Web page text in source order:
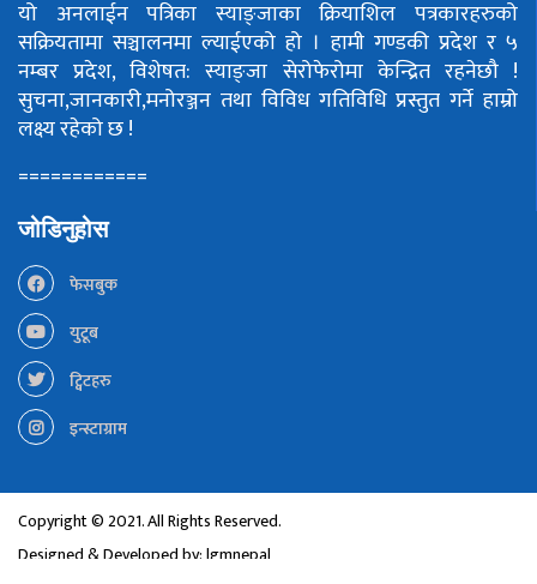
यो अनलाईन पत्रिका स्याङ्जाका क्रियाशिल पत्रकारहरुको
सक्रियतामा सञ्चालनमा ल्याईएको हो । हामी गण्डकी प्रदेश र ५
नम्बर प्रदेश, विशेषत: स्याङ्जा सेरोफेरोमा केन्द्रित रहनेछौ !
सुचना,जानकारी,मनोरञ्जन तथा विविध गतिविधि प्रस्तुत गर्ने हाम्रो
लक्ष्य रहेको छ !
============
जोडिनुहोस
फेसबुक
युटूब
ट्विटहरु
इन्स्टाग्राम
Copyright © 2021. All Rights Reserved.
Designed & Developed by:lgmnepal